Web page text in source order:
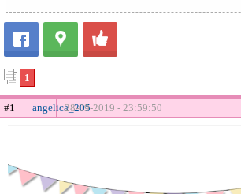
1
#1 angelica_20528-09-2019 - 23:59:50